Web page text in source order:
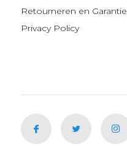
Retourneren en Garantie
Privacy Policy